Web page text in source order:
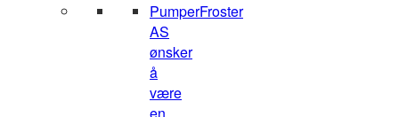
PumperFroster
AS
ønsker
å
være